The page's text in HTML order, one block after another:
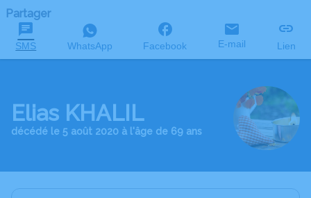
Partager
SMS WhatsApp Facebook E-mail Lien
Elias KHALIL
décédé le 5 août 2020 à l'âge de 69 ans